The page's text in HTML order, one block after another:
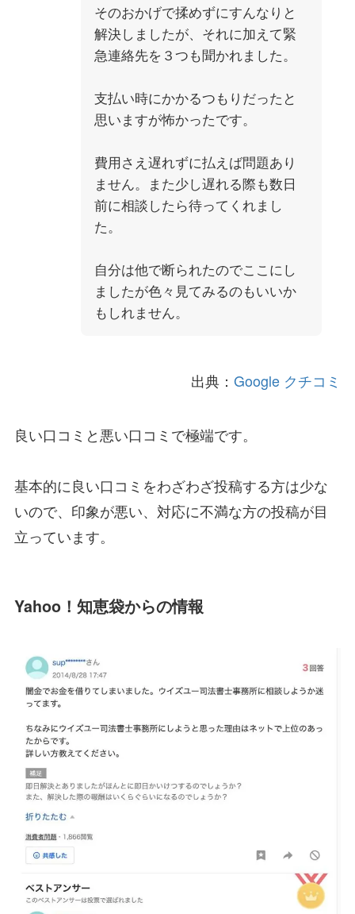
そのおかげで揉めずにすんなりと
解決しましたが、それに加えて緊
急連絡先を３つも聞かれました。
支払い時にかかるつもりだったと
思いますが怖かったです。
費用さえ遅れずに払えば問題あり
ません。また少し遅れる際も数日
前に相談したら待ってくれまし
た。
自分は他で断られたのでここにし
ましたが色々見てみるのもいいか
もしれません。
出典：Google クチコミ
良い口コミと悪い口コミで極端です。
基本的に良い口コミをわざわざ投稿する方は少な
いので、印象が悪い、対応に不満な方の投稿が目
立っています。
Yahoo！知恵袋からの情報